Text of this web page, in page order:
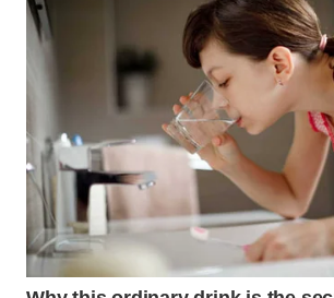
KONSUMEN
WAHANA
TRAVEL
WAHANA
TV